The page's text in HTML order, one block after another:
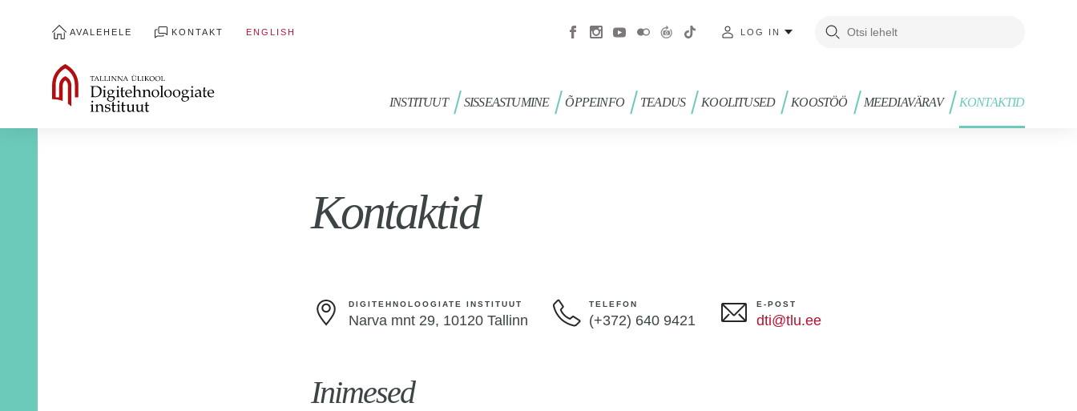
AVALEHELE KONTAKT ENGLISH LOG IN
INSTITUUT SISSEASTUMINE ÕPPEINFO TEADUS KOOLITUSED KOOSTÖÖ MEEDIAVÄRAV KONTAKTID
Kontaktid
DIGITEHNOLOOGIATE INSTITUUT
Narva mnt 29, 10120 Tallinn
TELEFON
(+372) 640 9421
E-POST
dti@tlu.ee
Inimesed